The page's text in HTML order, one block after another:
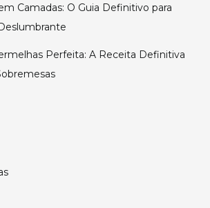
Camadas: O Guia Definitivo para
Perfeita: A Receita Definitiva